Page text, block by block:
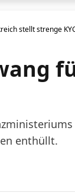
stellt strenge
enthüllt.